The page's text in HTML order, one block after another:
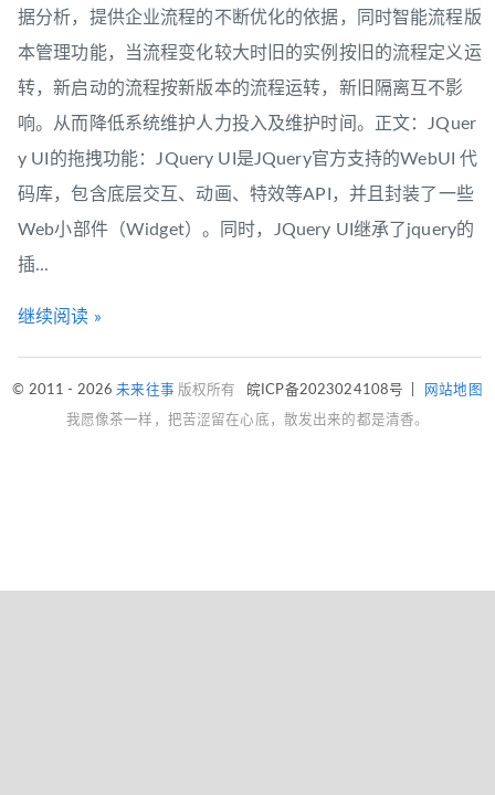
据分析，提供企业流程的不断优化的依据，同时智能流程版
本管理功能，当流程变化较大时旧的实例按旧的流程定义运
转，新启动的流程按新版本的流程运转，新旧隔离互不影
响。从而降低系统维护人力投入及维护时间。正文：JQuer
y UI的拖拽功能：JQuery UI是JQuery官方支持的WebUI 代
码库，包含底层交互、动画、特效等API，并且封装了一些
Web小部件（Widget）。同时，JQuery UI继承了jquery的
插...
继续阅读 »
© 2011 - 2026未来往事 版权所有 皖ICP备2023024108号 网站地图
我愿像茶一样，把苦涩留在心底，散发出来的都是清香。